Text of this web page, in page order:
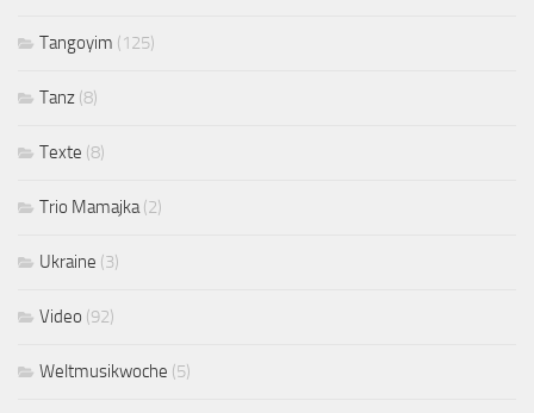
Tangoyim (125)
Tanz (8)
Texte (8)
Trio Mamajka (2)
Ukraine (3)
Video (92)
Weltmusikwoche (5)